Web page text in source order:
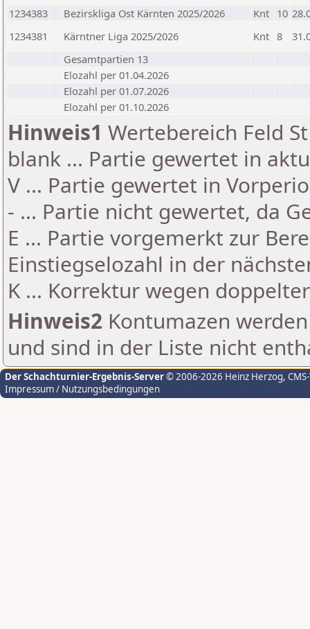
1234383
Bezirskliga Ost Kärnten 2025/2026 Knt 10
1234381
Kärntner Liga 2025/2026 Knt 8
Gesamtpartien 13
Elozahl per 01.04.2026
Elozahl per 01.07.2026
Elozahl per 01.10.2026
Hinweis1 Wertebereich Feld
blank ... Partie gewertet in
V ... Partie gewertet in
- ... Partie nicht gewertet, da
E ... Partie vorgemerkt zur
Einstiegselozahl in der
K ... Korrektur wegen
Hinweis2 Kontumazen
und sind in der Liste nicht
Der Schachturnier-Ergebnis-Server© 2006-2026 Heinz Herzog,
Impressum / Nutzungsbedingungen